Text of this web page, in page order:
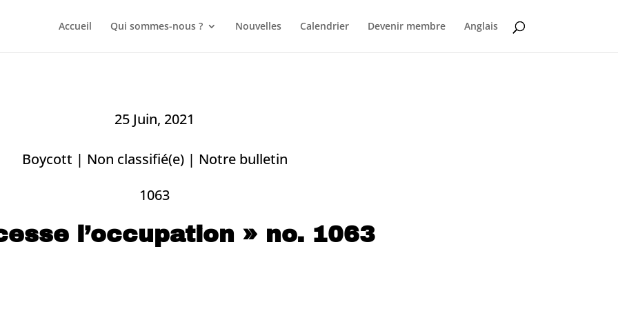
Accueil Qui sommes-nous ? Nouvelles Calendrier Devenir membre Anglais
25 Juin, 2021
Boycott | Non classifié(e)| Notre bulletin
1063
l’occupation » no. 1063